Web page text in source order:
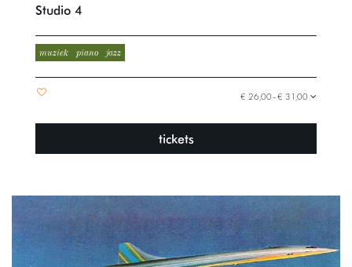
Studio 4
muziek piano jazz
€ 26,00–€ 31,00
tickets